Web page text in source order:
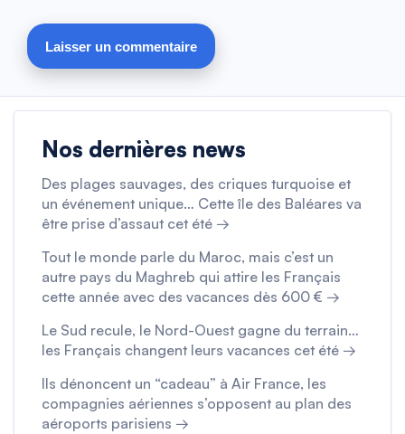
Nos dernières news
Des plages sauvages, des criques turquoise et
un événement unique… Cette île des Baléares va
être prise d’assaut cet été →
Tout le monde parle du Maroc, mais c’est un
autre pays du Maghreb qui attire les Français
cette année avec des vacances dès 600 € →
Le Sud recule, le Nord-Ouest gagne du terrain…
les Français changent leurs vacances cet été →
Ils dénoncent un “cadeau” à Air France, les
compagnies aériennes s’opposent au plan des
aéroports parisiens →